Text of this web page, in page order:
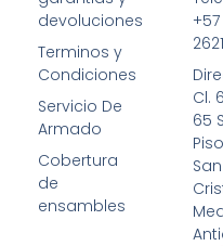
devoluciones
Terminos y
Condiciones
Servicio De
Armado
Cobertura
de
ensambles
+57
2621
Cl.
65
San